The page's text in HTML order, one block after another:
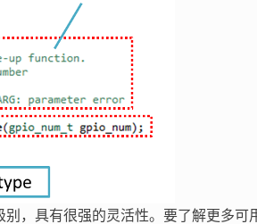
，具有很强的灵活性。要了解更多可